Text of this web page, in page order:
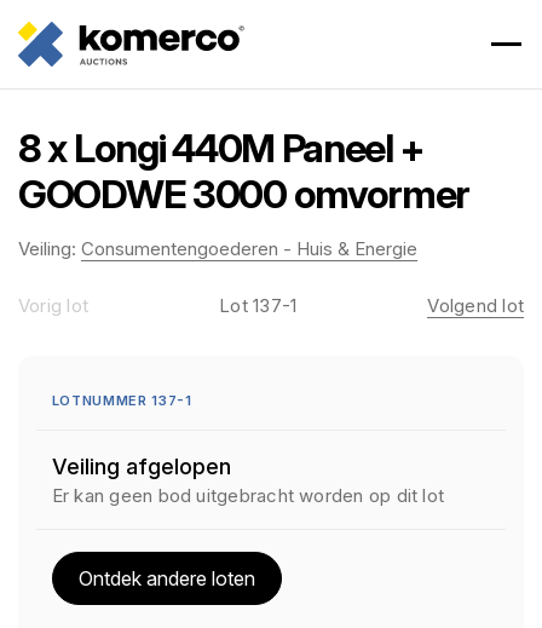
8 x Longi 440M Paneel +
GOODWE 3000 omvormer
Veiling: Consumentengoederen - Huis & Energie
Vorig lot Lot 137-1 Volgend lot
LOTNUMMER 137-1
Veiling afgelopen
Er kan geen bod uitgebracht worden op dit lot
Ontdek andere loten